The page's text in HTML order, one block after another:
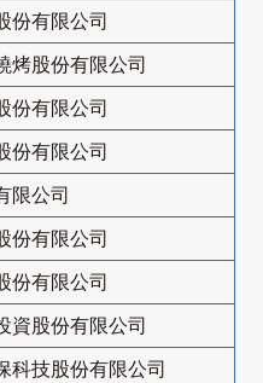
份有限公司
烤股份有限公司
份有限公司
份有限公司
限公司
份有限公司
份有限公司
資股份有限公司
科技股份有限公司